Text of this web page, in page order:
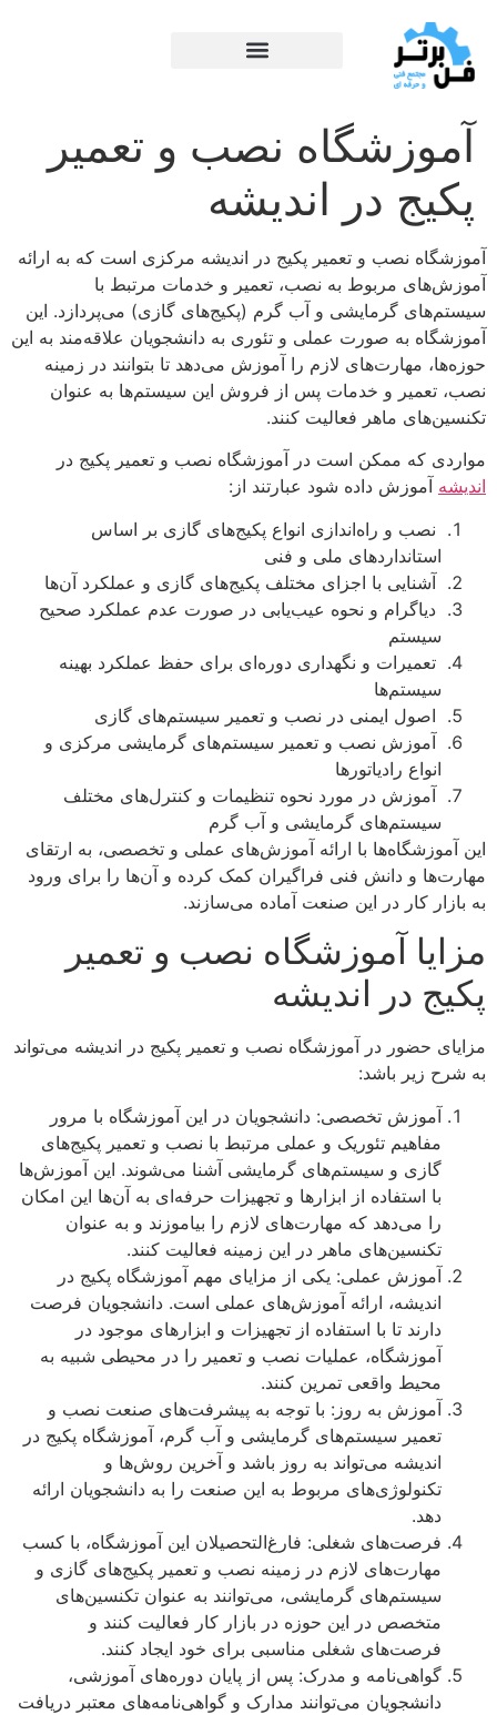
آموزشگاه نصب و تعمیر
پکیج در اندیشه
آموزشگاه نصب و تعمیر پکیج در اندیشه مرکزی است که به ارائه
آموزش‌های مربوط به نصب، تعمیر و خدمات مرتبط با
سیستم‌های گرمایشی و آب گرم (پکیج‌های گازی) می‌پردازد. این
آموزشگاه به صورت عملی و تئوری به دانشجویان علاقه‌مند به این
حوزه‌ها، مهارت‌های لازم را آموزش می‌دهد تا بتوانند در زمینه
نصب، تعمیر و خدمات پس از فروش این سیستم‌ها به عنوان
تکنسین‌های ماهر فعالیت کنند.
مواردی که ممکن است در آموزشگاه نصب و تعمیر پکیج در
اندیشه آموزش داده شود عبارتند از:
نصب و راه‌اندازی انواع پکیج‌های گازی بر اساس
استانداردهای ملی و فنی
آشنایی با اجزای مختلف پکیج‌های گازی و عملکرد آن‌ها
دیاگرام و نحوه عیب‌یابی در صورت عدم عملکرد صحیح
سیستم
تعمیرات و نگهداری دوره‌ای برای حفظ عملکرد بهینه
سیستم‌ها
اصول ایمنی در نصب و تعمیر سیستم‌های گازی
آموزش نصب و تعمیر سیستم‌های گرمایشی مرکزی و
انواع رادیاتورها
آموزش در مورد نحوه تنظیمات و کنترل‌های مختلف
سیستم‌های گرمایشی و آب گرم
این آموزشگاه‌ها با ارائه آموزش‌های عملی و تخصصی، به ارتقای
مهارت‌ها و دانش فنی فراگیران کمک کرده و آن‌ها را برای ورود
به بازار کار در این صنعت آماده می‌سازند.
مزایا آموزشگاه نصب و تعمیر
پکیج در اندیشه
مزایای حضور در آموزشگاه نصب و تعمیر پکیج در اندیشه می‌تواند
به شرح زیر باشد:
آموزش تخصصی: دانشجویان در این آموزشگاه با مرور
مفاهیم تئوریک و عملی مرتبط با نصب و تعمیر پکیج‌های
گازی و سیستم‌های گرمایشی آشنا می‌شوند. این آموزش‌ها
با استفاده از ابزارها و تجهیزات حرفه‌ای به آن‌ها این امکان
را می‌دهد که مهارت‌های لازم را بیاموزند و به عنوان
تکنسین‌های ماهر در این زمینه فعالیت کنند.
آموزش عملی: یکی از مزایای مهم آموزشگاه پکیج در
اندیشه، ارائه آموزش‌های عملی است. دانشجویان فرصت
دارند تا با استفاده از تجهیزات و ابزارهای موجود در
آموزشگاه، عملیات نصب و تعمیر را در محیطی شبیه به
محیط واقعی تمرین کنند.
آموزش به روز: با توجه به پیشرفت‌های صنعت نصب و
تعمیر سیستم‌های گرمایشی و آب گرم، آموزشگاه پکیج در
اندیشه می‌تواند به روز باشد و آخرین روش‌ها و
تکنولوژی‌های مربوط به این صنعت را به دانشجویان ارائه
دهد.
فرصت‌های شغلی: فارغ‌التحصیلان این آموزشگاه، با کسب
مهارت‌های لازم در زمینه نصب و تعمیر پکیج‌های گازی و
سیستم‌های گرمایشی، می‌توانند به عنوان تکنسین‌های
متخصص در این حوزه در بازار کار فعالیت کنند و
فرصت‌های شغلی مناسبی برای خود ایجاد کنند.
گواهی‌نامه و مدرک: پس از پایان دوره‌های آموزشی،
دانشجویان می‌توانند مدارک و گواهی‌نامه‌های معتبر دریافت